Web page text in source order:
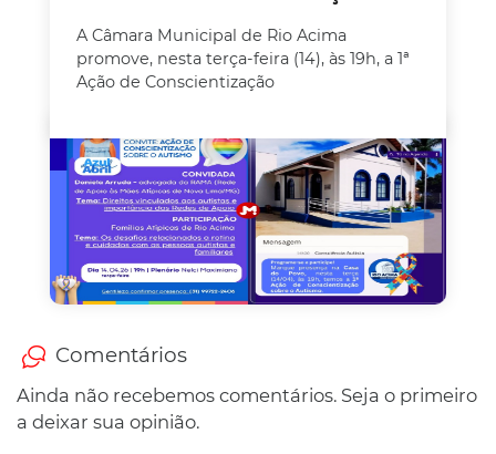
A Câmara Municipal de Rio Acima
promove, nesta terça-feira (14), às 19h, a 1ª
Ação de Conscientização
Comentários
Ainda não recebemos comentários. Seja o primeiro
a deixar sua opinião.